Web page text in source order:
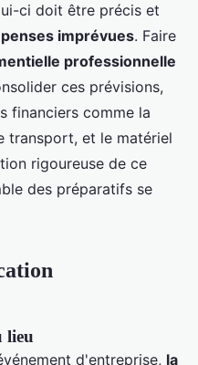
ci doit être précis et
imprévues. Faire
professionnelle
ces prévisions,
financiers comme la
transport, et le matériel
rigoureuse de ce
des préparatifs se
lieu
d'entreprise, la